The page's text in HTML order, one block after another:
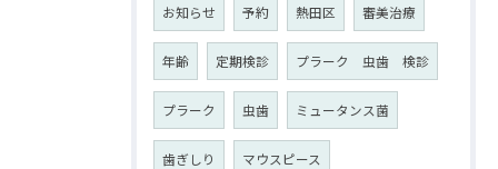
お知らせ 予約 熱田区 審美治療
年齢 定期検診 プラーク 虫歯 検診
プラーク 虫歯 ミュータンス菌
歯ぎしり マウスピース